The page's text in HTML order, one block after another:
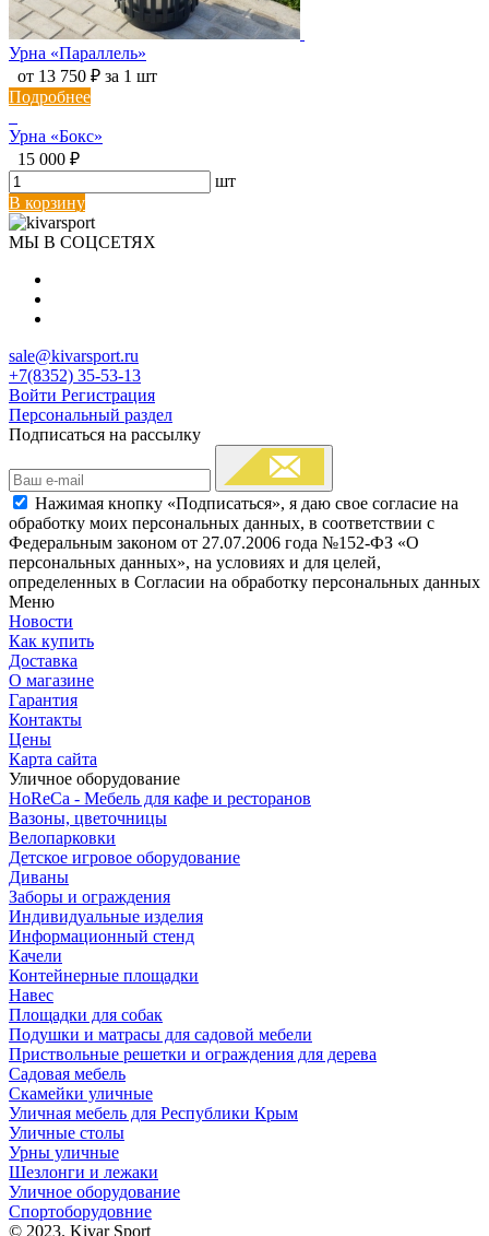
Урна «Параллель»
от 13 750 ₽ за 1 шт
Подробнее
Урна «Бокс»
15 000 ₽
шт
В корзину
МЫ В СОЦСЕТЯХ
sale@kivarsport.ru
+7(8352) 35-53-13
Войти Регистрация
Персональный раздел
Подписаться на рассылку
Нажимая кнопку «Подписаться», я даю свое согласие на
обработку моих персональных данных, в соответствии с
Федеральным законом от 27.07.2006 года №152-ФЗ «О
персональных данных», на условиях и для целей,
определенных в Согласии на обработку персональных данных
Меню
Новости
Как купить
Доставка
О магазине
Гарантия
Контакты
Цены
Карта сайта
Уличное оборудование
HoReCa - Мебель для кафе и ресторанов
Вазоны, цветочницы
Велопарковки
Детское игровое оборудование
Диваны
Заборы и ограждения
Индивидуальные изделия
Информационный стенд
Качели
Контейнерные площадки
Навес
Площадки для собак
Подушки и матрасы для садовой мебели
Приствольные решетки и ограждения для дерева
Садовая мебель
Скамейки уличные
Уличная мебель для Республики Крым
Уличные столы
Урны уличные
Шезлонги и лежаки
Уличное оборудование
Спортоборудовние
© 2023. Kivar Sport